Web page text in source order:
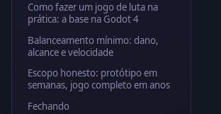
Como fazer um jogo de luta na
prática: a base na Godot 4
Balanceamento mínimo: dano,
alcance e velocidade
Escopo honesto: protótipo em
semanas, jogo completo em anos
Fechando